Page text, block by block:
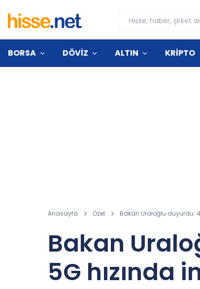
BORSA DÖVİZ ALTIN KRİPTO
Anasayfa Özel Bakan Uraloğlu duyurdu:
Bakan
5G hızında